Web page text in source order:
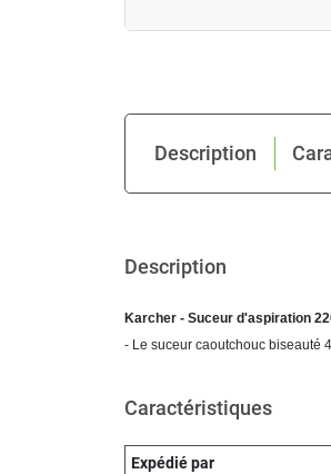
Description
Description
Karcher - Suceur d'aspiration
- Le suceur caoutchouc biseauté
Caractéristiques
Expédié par